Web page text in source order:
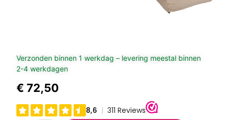
Verzonden binnen 1 werkdag – levering meestal binnen
2-4 werkdagen
€ 72,50